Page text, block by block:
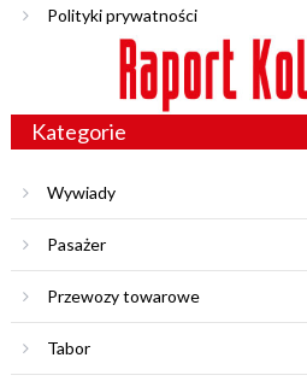
Polityki prywatności
Kategorie
Wywiady
Pasażer
Przewozy towarowe
Tabor